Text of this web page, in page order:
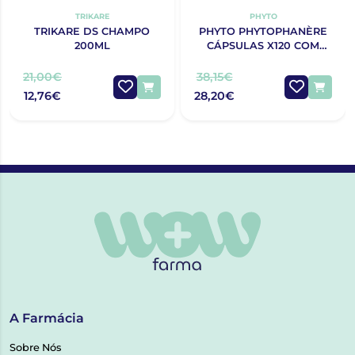
TRIKARE
TRIKARE DS CHAMPO
200ML
21,00€
12,76€
PHYTO
PHYTO PHYTOPHANÈRE
CÁPSULAS X120 COM
38,15€
28,20€
A Farmácia
Sobre Nós